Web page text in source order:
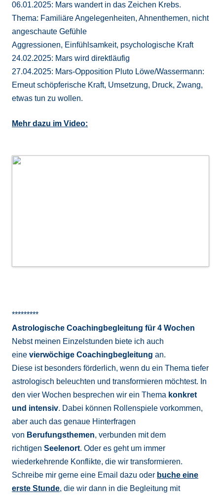
06.01.2025: Mars wandert in das Zeichen Krebs.
Thema: Familiäre Angelegenheiten, Ahnenthemen, nicht
angeschaute Gefühle
Aggressionen, Einfühlsamkeit, psychologische Kraft
24.02.2025: Mars wird direktläufig
27.04.2025: Mars-Opposition Pluto Löwe/Wassermann:
Erneut schöpferische Kraft, Umsetzung, Druck, Zwang,
etwas tun zu wollen.
Mehr dazu im Video:
*********
Astrologische Coachingbegleitung für 4 Wochen
Nebst meinen Einzelstunden biete ich auch
eine vierwöchige Coachingbegleitung an.
Diese ist besonders förderlich, wenn du ein Thema tiefer
astrologisch beleuchten und transformieren möchtest. In
den vier Wochen besprechen wir ein Thema konkret
und intensiv. Dabei können Rollenspiele vorkommen,
aber auch das genaue Hinterfragen
von Berufungsthemen, verbunden mit dem
richtigen Seelenort. Oder es geht um immer
wiederkehrende Konflikte, die wir transformieren.
Schreibe mir gerne eine Email dazu oder buche eine
erste Stunde, die wir dann in die Begleitung mit